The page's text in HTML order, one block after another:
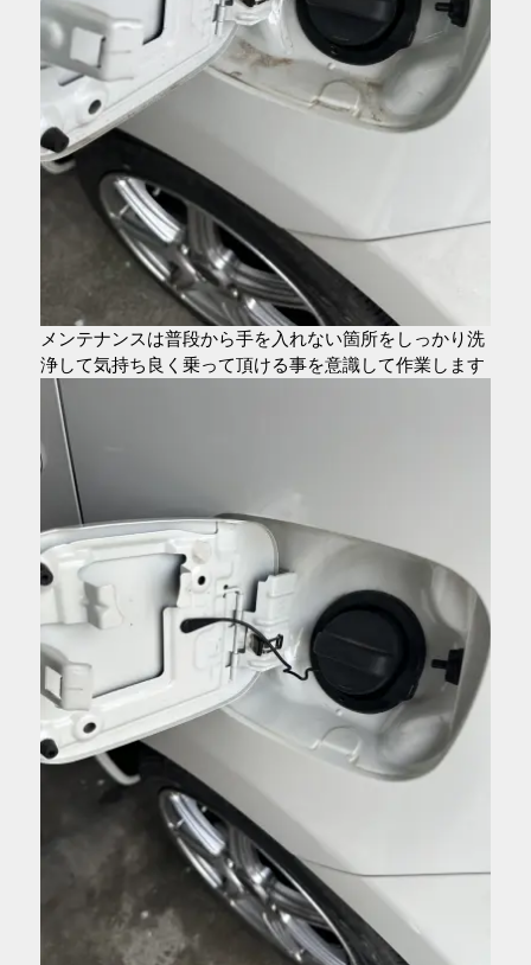
メンテナンスは普段から手を入れない箇所をしっかり洗
浄して気持ち良く乗って頂ける事を意識して作業します